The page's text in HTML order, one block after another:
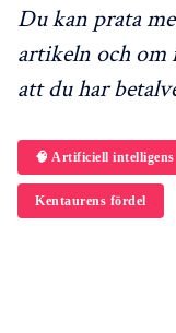
Du kan prata
artikeln och om
att du har
🧠 Artificiell intelligens
Kentaurens fördel